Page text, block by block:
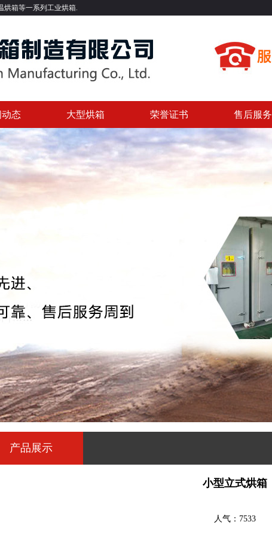
工业烘箱.
动态 大型烘箱 荣誉证书 售后服务
产品展示
小型立式烘箱
人气：7533